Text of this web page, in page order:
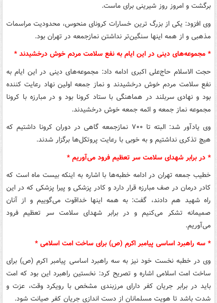
برگشت و امروز روز شیرینی برای ماست.
وی افزود: یکی از بزرگ ترین خسارات کرونای منحوس، محدودیت مراسمات
مذهبی و از همه اینها سنگین‌تر نداشتن نمازجمعه در تهران بود.
* مجموعه‌های دینی در این ایام به نفع سلامت مردم خوش درخشیدند *
حجت الاسلام حاج‌علی اکبری ادامه داد: مجموعه‌های دینی در این ایام به
نفع سلامت مردم خوش درخشیدند و نماز جمعه اولین نهاد رعایت کننده
بود و نهادی سربلند در هماهنگی با ستاد کرونا بود و در مبارزه با کرونا
مجموعه نماز جمعه و ائمه جمعه خوش درخشیدند.
وی یادآور شد: البته تا ۷۰۰ نمازجمعه گاهی در دوران کرونا داشتیم که
هیچ تذکری نداشتیم و به خوبی با رعایت پروتکل‌ها برگزار شدند.
* در برابر شهدای سلامت سر تعظیم فرود می‌آوریم *
خطیب جمعه تهران در ادامه خطبه‌ها با اشاره به اینکه بیست ماه است که
کادر درمان در صف مبارزه قرار دارد و کادر پزشکی و پیرا پزشکی که در این
راه شهید هم دادند، گفت: به همه اینها خداقوت می‌گوییم و از آنان
صمیمانه تشکر می‌کنیم و در برابر شهدای سلامت سر تعظیم فرود
می‌آوریم.
* سه راهبرد اساسی پیامبر اکرم (ص) برای ساخت امت اسلامی *
وی در خطبه نخست خود نیز به سه راهبرد اساسی پیامبر اکرم (ص) برای
ساخت امت اسلامی اشاره و تصریح کرد: نخستین راهبرد این بود که امت
باید در برابر جریان کفر دارای مرزبندی مشخص با رویکرد وقت، عزت و
شدت باشد تا هویت مسلمانان از دست اندازی جریان کفر صیانت شود.